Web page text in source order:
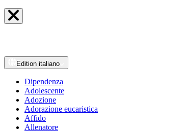
Edition italiano
Dipendenza
Adolescente
Adozione
Adorazione eucaristica
Affido
Allenatore